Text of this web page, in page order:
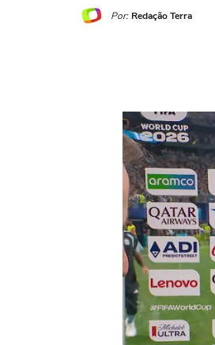
Por: Redação Terra